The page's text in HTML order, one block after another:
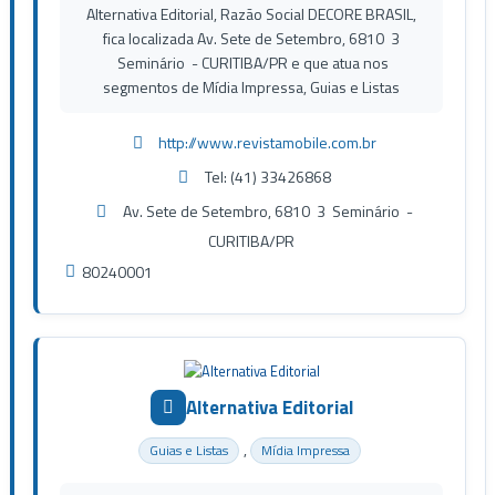
Alternativa Editorial, Razão Social DECORE BRASIL,
fica localizada Av. Sete de Setembro, 6810 3
Seminário - CURITIBA/PR e que atua nos
segmentos de Mídia Impressa, Guias e Listas
http://www.revistamobile.com.br
Tel: (41) 33426868
Av. Sete de Setembro, 6810 3 Seminário -
CURITIBA/PR
80240001
Alternativa Editorial
Guias e Listas , Mídia Impressa